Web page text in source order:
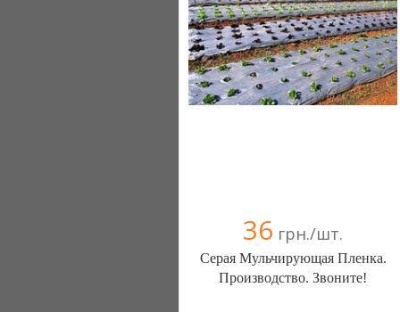
36 грн./шт.
Серая Мульчирующая Пленка.
Производство. Звоните!